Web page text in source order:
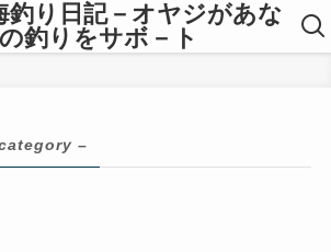
釣り日記－オヤジがあな
釣りをサボ－ト
–